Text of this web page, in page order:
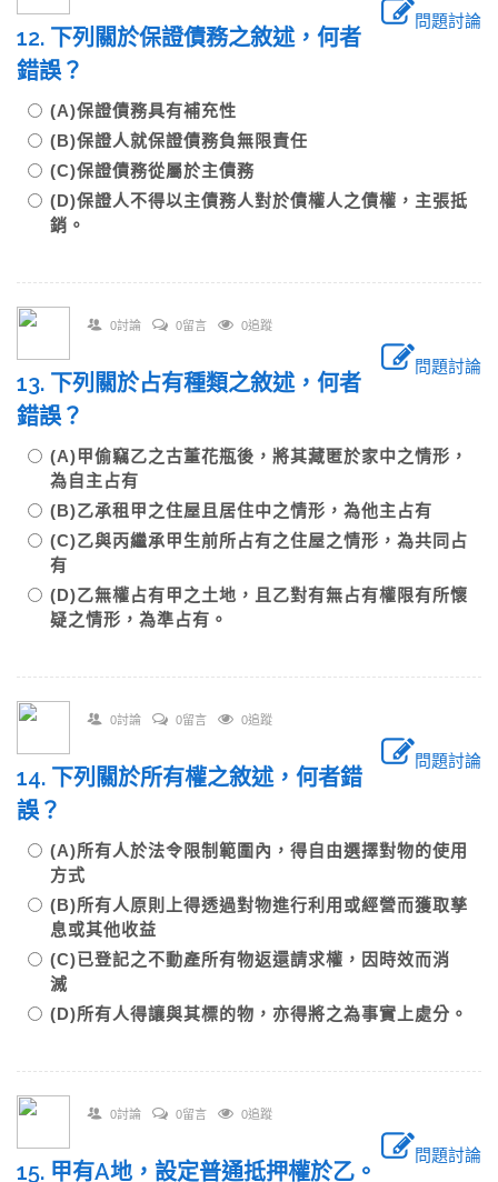
問題討論
12. 下列關於保證債務之敘述，何者
錯誤？
(A)保證債務具有補充性
(B)保證人就保證債務負無限責任
(C)保證債務從屬於主債務
(D)保證人不得以主債務人對於債權人之債權，主張抵
銷。
0討論 0留言 0追蹤
問題討論
13. 下列關於占有種類之敘述，何者
錯誤？
(A)甲偷竊乙之古董花瓶後，將其藏匿於家中之情形，
為自主占有
(B)乙承租甲之住屋且居住中之情形，為他主占有
(C)乙與丙繼承甲生前所占有之住屋之情形，為共同占
有
(D)乙無權占有甲之土地，且乙對有無占有權限有所懷
疑之情形，為準占有。
0討論 0留言 0追蹤
問題討論
14. 下列關於所有權之敘述，何者錯
誤？
(A)所有人於法令限制範圍內，得自由選擇對物的使用
方式
(B)所有人原則上得透過對物進行利用或經營而獲取孳
息或其他收益
(C)已登記之不動產所有物返還請求權，因時效而消
滅
(D)所有人得讓與其標的物，亦得將之為事實上處分。
0討論 0留言 0追蹤
問題討論
15. 甲有A地，設定普通抵押權於乙。